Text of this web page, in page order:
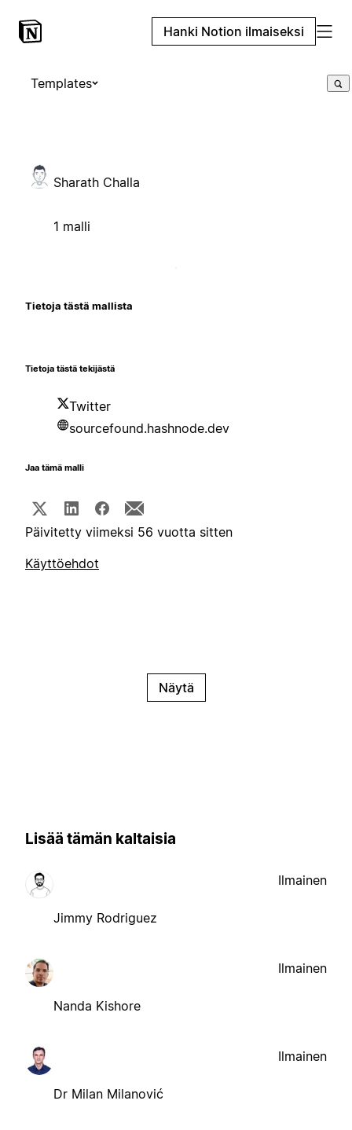
Hanki Notion ilmaiseksi
Templates
Sharath Challa
1 malli
Tietoja tästä mallista
Tietoja tästä tekijästä
Twitter
sourcefound.hashnode.dev
Jaa tämä malli
Päivitetty viimeksi 56 vuotta sitten
Käyttöehdot
Näytä
Lisää tämän kaltaisia
Jimmy Rodriguez
Ilmainen
Nanda Kishore
Ilmainen
Dr Milan Milanović
Ilmainen